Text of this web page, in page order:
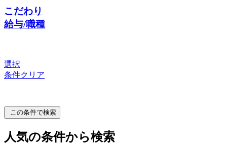
こだわり
給与/職種
選択
条件クリア
この条件で検索
人気の条件から検索